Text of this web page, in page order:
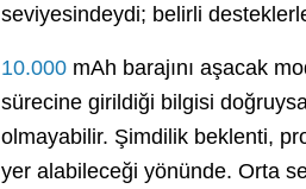
seviyesindeydi; belirli
10.000 mAh barajını aşacak
sürecine girildiği bilgisi
olmayabilir. Şimdilik beklenti,
yer alabileceği yönünde. Orta